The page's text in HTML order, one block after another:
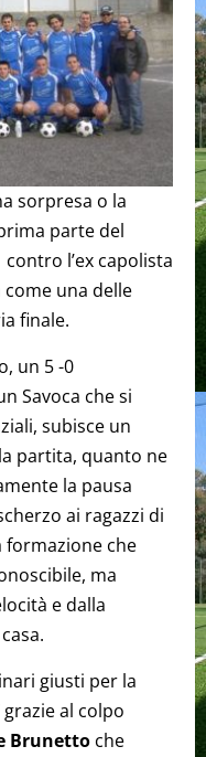
sorpresa o la
parte del
l’ex capolista
come una delle
finale.
un 5 -0
Savoca che si
subisce un
partita, quanto ne
la pausa
ai ragazzi di
che
ma
e dalla
giusti per la
al colpo
Brunetto che